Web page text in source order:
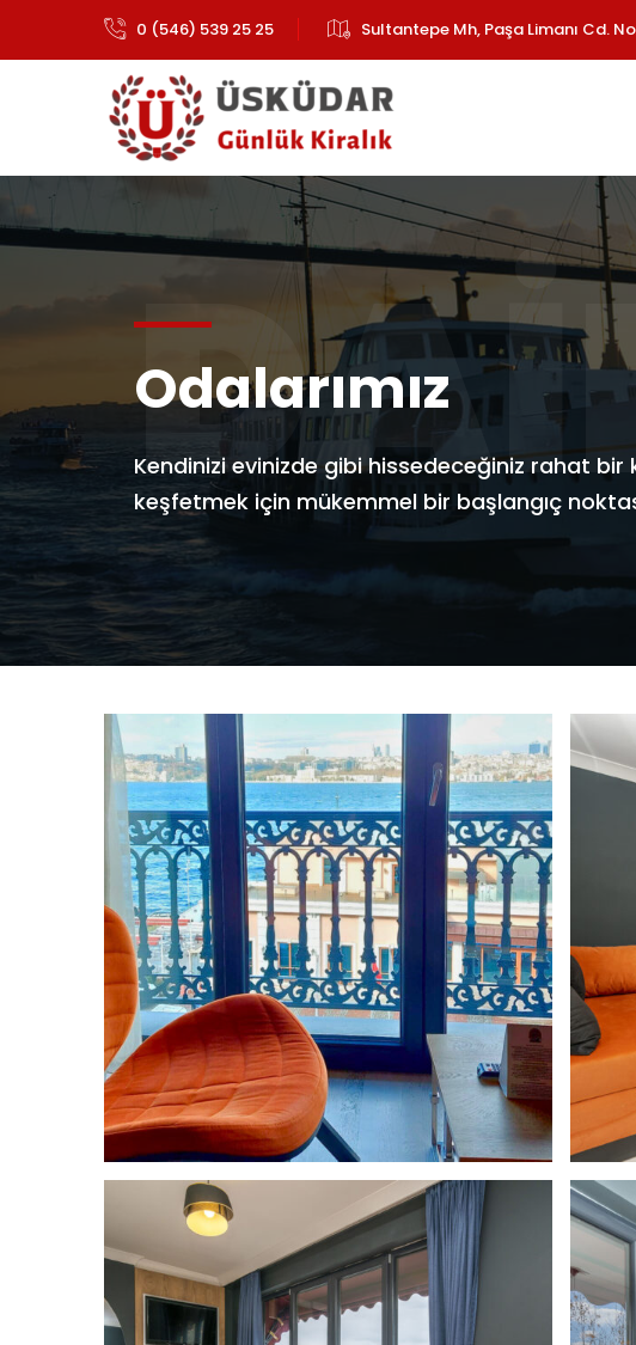
0 (546) 539 25 25 Sultantepe Mh, Paşa Limanı Cd.
Odalarımız
Kendinizi evinizde gibi hissedeceğiniz rahat
keşfetmek için mükemmel bir başlangıç